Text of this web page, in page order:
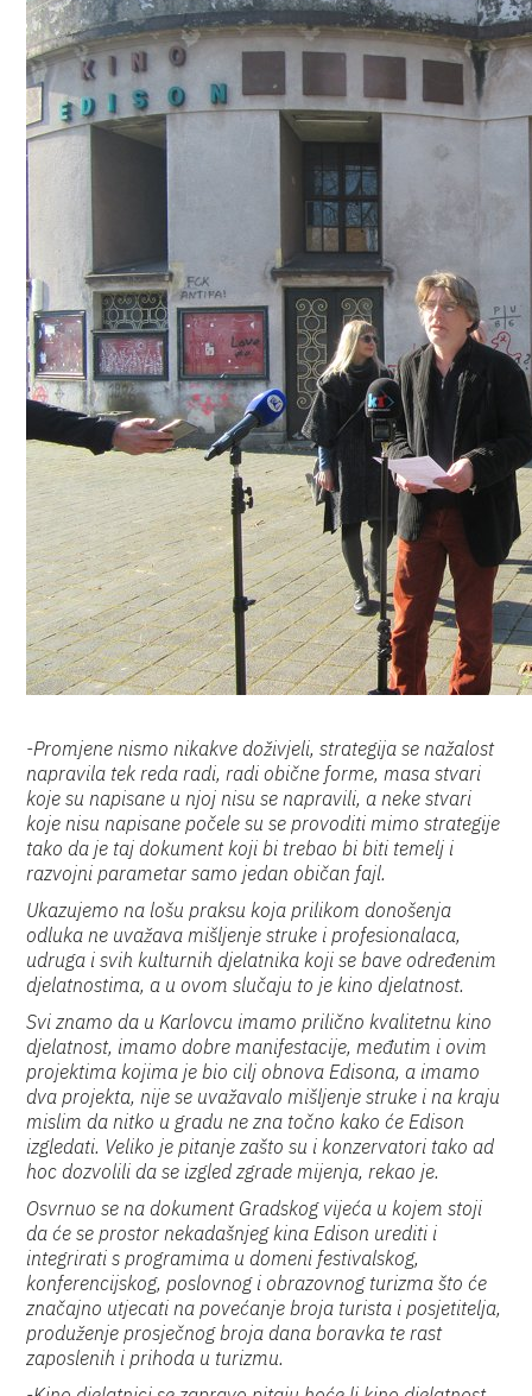
-Promjene nismo nikakve doživjeli, strategija se nažalost
napravila tek reda radi, radi obične forme, masa stvari
koje su napisane u njoj nisu se napravili, a neke stvari
koje nisu napisane počele su se provoditi mimo strategije
tako da je taj dokument koji bi trebao bi biti temelj i
razvojni parametar samo jedan običan fajl.
Ukazujemo na lošu praksu koja prilikom donošenja
odluka ne uvažava mišljenje struke i profesionalaca,
udruga i svih kulturnih djelatnika koji se bave određenim
djelatnostima, a u ovom slučaju to je kino djelatnost.
Svi znamo da u Karlovcu imamo prilično kvalitetnu kino
djelatnost, imamo dobre manifestacije, međutim i ovim
projektima kojima je bio cilj obnova Edisona, a imamo
dva projekta, nije se uvažavalo mišljenje struke i na kraju
mislim da nitko u gradu ne zna točno kako će Edison
izgledati. Veliko je pitanje zašto su i konzervatori tako ad
hoc dozvolili da se izgled zgrade mijenja, rekao je.
Osvrnuo se na dokument Gradskog vijeća u kojem stoji
da će se prostor nekadašnjeg kina Edison urediti i
integrirati s programima u domeni festivalskog,
konferencijskog, poslovnog i obrazovnog turizma što će
značajno utjecati na povećanje broja turista i posjetitelja,
produženje prosječnog broja dana boravka te rast
zaposlenih i prihoda u turizmu.